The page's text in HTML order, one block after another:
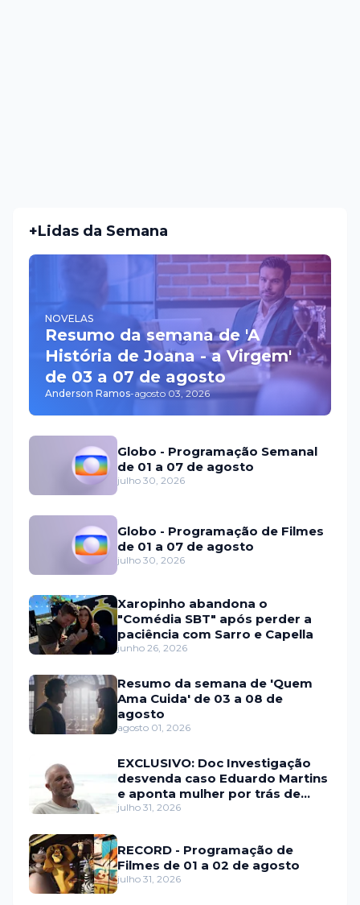
+Lidas da Semana
NOVELAS
Resumo da semana de 'A
História de Joana - a Virgem'
de 03 a 07 de agosto
Anderson Ramos-agosto 03, 2026
Globo - Programação Semanal
de 01 a 07 de agosto
julho 30, 2026
Globo - Programação de Filmes
de 01 a 07 de agosto
julho 30, 2026
Xaropinho abandona o
"Comédia SBT" após perder a
paciência com Sarro e Capella
junho 26, 2026
Resumo da semana de 'Quem
Ama Cuida' de 03 a 08 de
agosto
agosto 01, 2026
EXCLUSIVO: Doc Investigação
desvenda caso Eduardo Martins
e aponta mulher por trás de
fraude internacional
julho 31, 2026
RECORD - Programação de
Filmes de 01 a 02 de agosto
julho 31, 2026